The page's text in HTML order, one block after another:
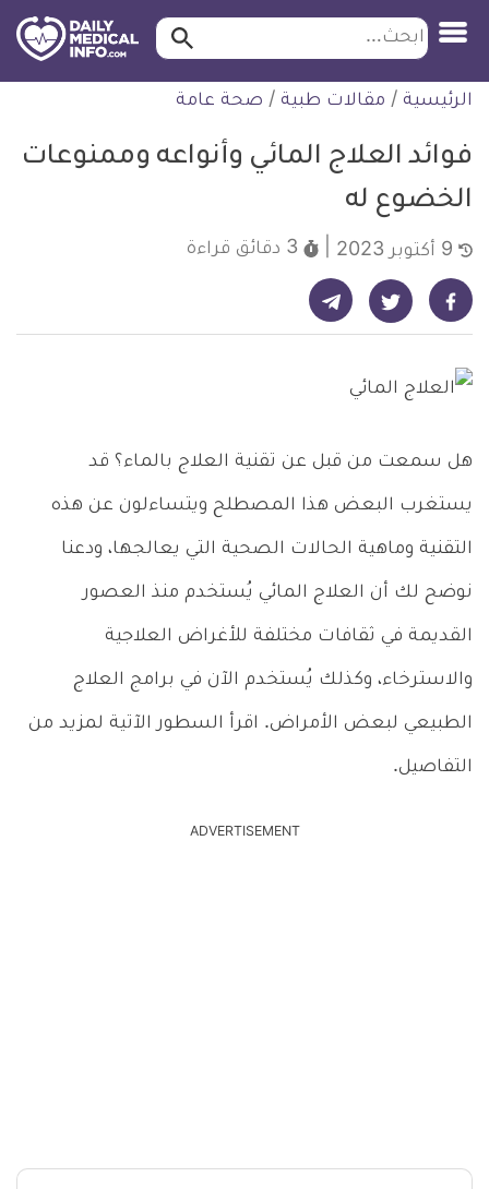
التخطي
للمحتوى
ابحث ابحث…
الرئيسية / مقالات طبية / صحة عامة
فوائد العلاج المائي وأنواعه وممنوعات
الخضوع له
3 دقائق قراءة
شارك على فيسبوك - ديلي ميديكال انفو شارك على تويتر - ديلي ميديكال انفو شارك على تيليجرام - ديلي ميديكال انفو
هل سمعت من قبل عن تقنية العلاج بالماء؟ قد
يستغرب البعض هذا المصطلح ويتساءلون عن هذه
التقنية وماهية الحالات الصحية التي يعالجها، ودعنا
نوضح لك أن العلاج المائي يُستخدم منذ العصور
القديمة في ثقافات مختلفة للأغراض العلاجية
والاسترخاء، وكذلك يُستخدم الآن في برامج العلاج
الطبيعي لبعض الأمراض. اقرأ السطور الآتية لمزيد من
التفاصيل.
ADVERTISEMENT